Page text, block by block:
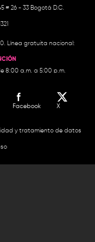
# 26 - 33 Bogotá D.C.
Línea gratuita nacional:
8:00 a.m. a 5:00 p.m.
Facebook X
y tratamiento de datos